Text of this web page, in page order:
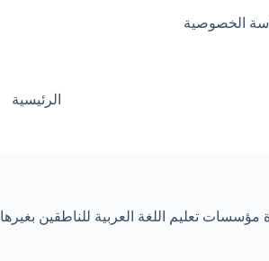
الخصوصية
الرئيسية
مؤسسات تعليم اللغة العربية للناطقين بغيرها